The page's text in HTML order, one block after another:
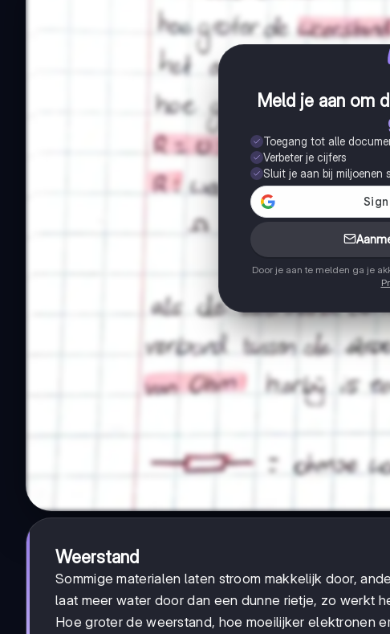
Meld je aan om
Toegang tot alle
Verbeter je cijfers
Sluit je aan bij miljoenen
Door je aan te melden ga je
Weerstand
Sommige materialen laten stroom makkelijk door,
laat meer water door dan een dunne rietje, zo werkt
Hoe groter de weerstand, hoe moeilijker elektronen